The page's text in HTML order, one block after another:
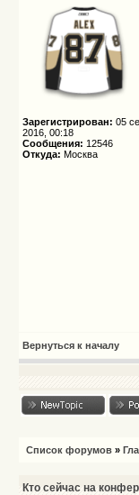
Зарегистрирован: 05
2016, 00:18
Сообщения: 12546
Откуда: Москва
Вернуться к началу
Список форумов »
Кто сейчас на